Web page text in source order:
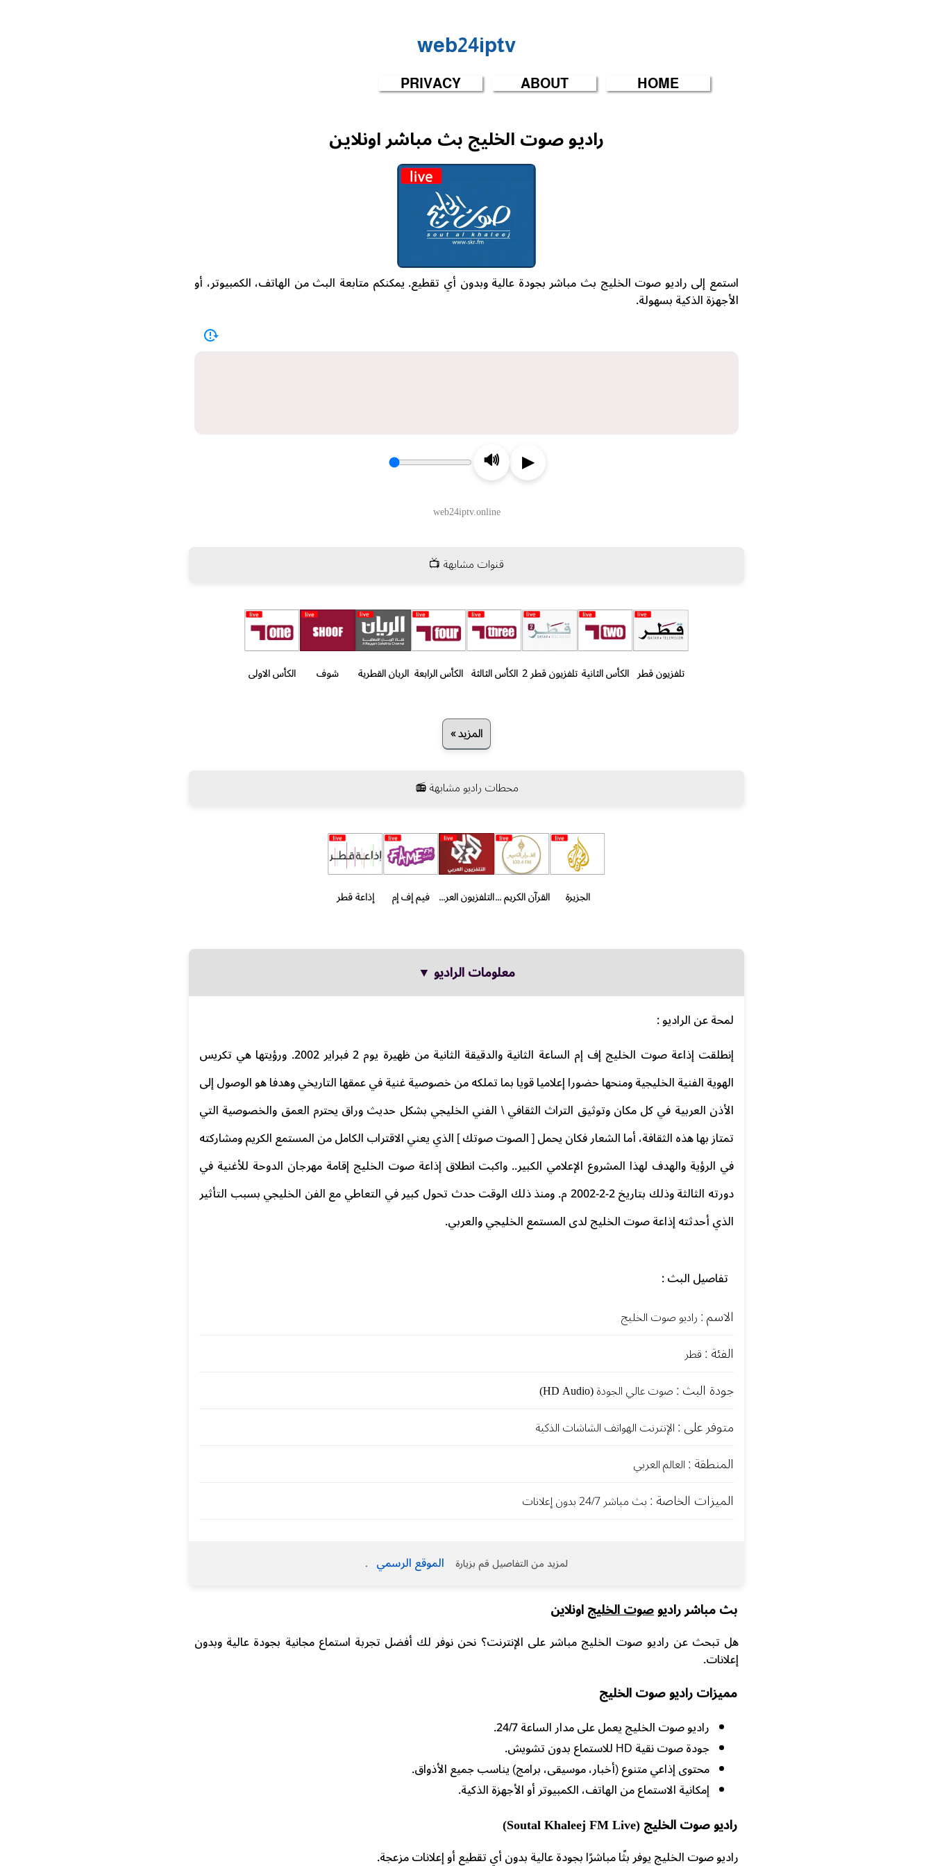
web24iptv
HOME
ABOUT
PRIVACY
راديو صوت الخليج بث مباشر اونلاين
استمع إلى راديو صوت الخليج بث مباشر بجودة عالية وبدون أي تقطيع. يمكنكم متابعة البث من الهاتف، الكمبيوتر، أو
الأجهزة الذكية بسهولة.
قنوات مشابهة 📺
تلفزيون قطر الكأس الثانية تلفزيون قطر 2 الكأس الثالثة الكأس الرابعة الريان القطرية شوف الكأس الاولى
المزيد »
محطات راديو مشابهة 📻
الجزيرة القرآن الكريم - الدوحة التلفزيون العربي فيم إف إم إذاعة قطر
معلومات الراديو ▼
لمحة عن الراديو :
إنطلقت إذاعة صوت الخليج إف إم الساعة الثانية والدقيقة الثانية من ظهيرة يوم 2 فبراير 2002. ورؤيتها هي تكريس
الهوية الفنية الخليجية ومنحها حضورا إعلاميا قويا بما تملكه من خصوصية غنية في عمقها التاريخي وهدفا هو الوصول إلى
الأذن العربية في كل مكان وتوثيق التراث الثقافي \ الفني الخليجي بشكل حديث وراق يحترم العمق والخصوصية التي
تمتاز بها هذه الثقافة، أما الشعار فكان يحمل [ الصوت صوتك ] الذي يعني الاقتراب الكامل من المستمع الكريم ومشاركته
في الرؤية والهدف لهذا المشروع الإعلامي الكبير.. واكبت انطلاق إذاعة صوت الخليج إقامة مهرجان الدوحة للأغنية في
دورته الثالثة وذلك بتاريخ 2-2-2002 م. ومنذ ذلك الوقت حدث تحول كبير في التعاطي مع الفن الخليجي بسبب التأثير
الذي أحدثته إذاعة صوت الخليج لدى المستمع الخليجي والعربي.
تفاصيل البث :
الاسم :راديو صوت الخليج
الفئة :قطر
جودة البث :صوت عالي الجودة (HD Audio)
متوفر على :الإنترنت الهواتف الشاشات الذكية
المنطقة :العالم العربي
الميزات الخاصة :بث مباشر 24/7 بدون إعلانات
لمزيد من التفاصيل قم بزيارة الموقع الرسمي .
بث مباشر راديوصوت الخليجاونلاين
هل تبحث عن راديو صوت الخليج مباشر على الإنترنت؟ نحن نوفر لك أفضل تجربة استماع مجانية بجودة عالية وبدون
إعلانات.
مميزات راديو صوت الخليج
راديو صوت الخليج يعمل على مدار الساعة 24/7.
جودة صوت نقية HD للاستماع بدون تشويش.
محتوى إذاعي متنوع (أخبار، موسيقى، برامج) يناسب جميع الأذواق.
إمكانية الاستماع من الهاتف، الكمبيوتر أو الأجهزة الذكية.
راديو صوت الخليج (Soutal Khaleej FM Live)
راديو صوت الخليج يوفر بثًا مباشرًا بجودة عالية بدون أي تقطيع أو إعلانات مزعجة.